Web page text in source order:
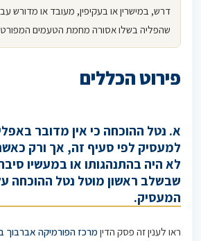
דרש, במישרין או בעקיפין, מעובד או מדורש
שהפליה בשלו אסורה מחמת הטעמים המפורטים
פירוט הכללים
א. נטל ההוכחה כי אין מדובר
למעסיק לפי סעיף זה, אך ורק
לא היה בהתנהגותו או במעשיו
שבשלב ראשון מוטל נטל ההוכחה
המעסיק.
ראו לענין זה פסק הדין מרכז הפורמיקה אברבוך